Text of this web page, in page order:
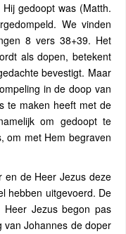
gedoopt was (Matth.
We vinden
8 vers 38+39. Het
als dopen, betekent
bevestigt. Maar
in de doop van
te maken heeft met de
om gedoopt te
om met Hem begraven
en de Heer Jezus deze
hebben uitgevoerd. De
Jezus begon pas
van Johannes de doper